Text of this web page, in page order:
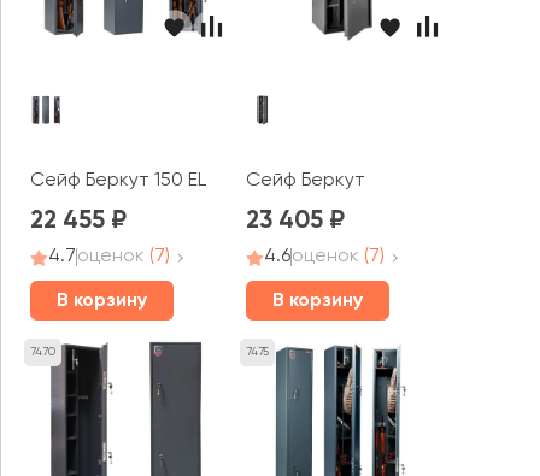
Сейф Беркут 150 EL
22 455
4.7оценок (7)
В корзину
Сейф Беркут
23 405
4.6оценок (7)
В корзину
7470 7475